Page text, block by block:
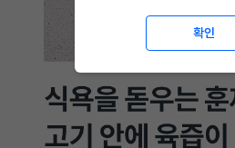
확인